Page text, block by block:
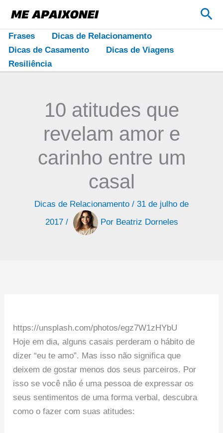
para
conteúdo
Frases
Dicas de Relacionamento
Dicas de Casamento
Dicas de Viagens
Resiliência
10 atitudes que
revelam amor e
carinho entre um
casal
Dicas de Relacionamento / 31 de julho de
2017 / Por Beatriz Dorneles
https://unsplash.com/photos/egz7W1zHYbU
Hoje em dia, alguns casais perderam o hábito de
dizer “eu te amo”. Mas isso não significa que
deixem de gostar menos dos seus parceiros. Por
isso se você não é uma pessoa de expressar os
seus sentimentos de uma forma verbal, descubra
como o fazer com suas atitudes: